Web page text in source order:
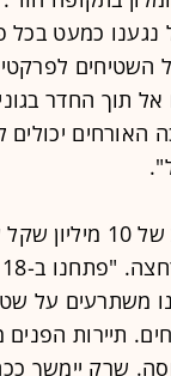
נגענו כמעט בכל
את כל השטיחים
תוך החדר בגוני
האורחים יכולים
לדבריו, היקף השיפוץ הגיע ל-3.5 מיליון שקל מתוך
משתרעים על
תיירות הפנים